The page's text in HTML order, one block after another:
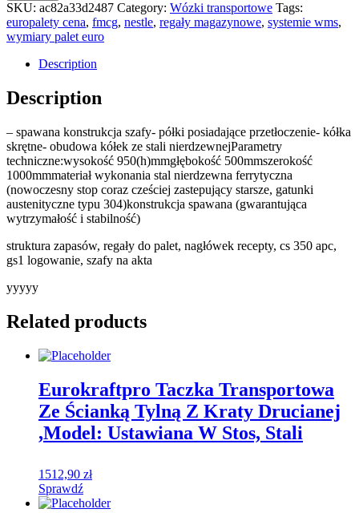
SKU: ac82a33d2487 Category: Wózki transportowe Tags:
europalety cena, fmcg, nestle, regały magazynowe, systemie wms,
wymiary palet euro
Description
Description
– spawana konstrukcja szafy- półki posiadające przetłoczenie- kółka
skrętne- obudowa kółek ze stali nierdzewnejParametry
techniczne:wysokość 950(h)mmgłębokość 500mmszerokość
1000mmmateriał wykonania stal nierdzewna ferrytyczna
(nowoczesny stop coraz cześciej zastepujący starsze, gatunki
austenityczne typu 304)konstrukcja spawana (gwarantująca
wytrzymałość i stabilność)
struktura zapasów, regały do palet, nagłówek recepty, cs 350 apc,
gs1 logowanie, szafy na akta
yyyyy
Related products
Eurokraftpro Taczka Transportowa
Ze Ścianką Tylną Z Kraty Drucianej
,Model: Ustawiana W Stos, Stali
1512,90 zł
Sprawdź